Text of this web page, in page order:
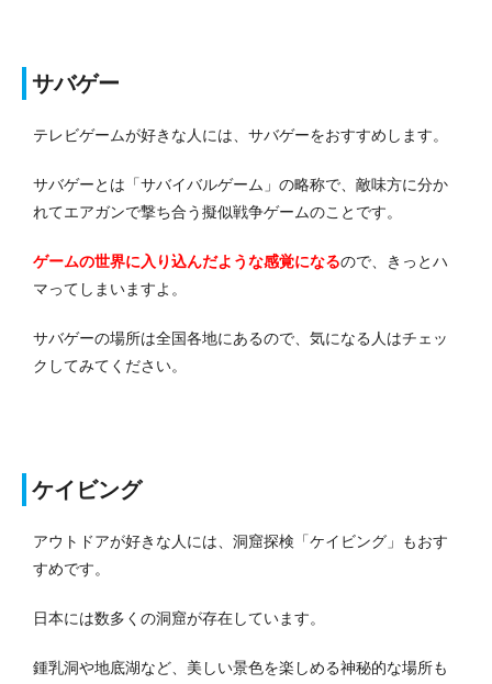
サバゲー
テレビゲームが好きな人には、サバゲーをおすすめします。
サバゲーとは「サバイバルゲーム」の略称で、敵味方に分か
れてエアガンで撃ち合う擬似戦争ゲームのことです。
ゲームの世界に入り込んだような感覚になるので、きっとハ
マってしまいますよ。
サバゲーの場所は全国各地にあるので、気になる人はチェッ
クしてみてください。
ケイビング
アウトドアが好きな人には、洞窟探検「ケイビング」もおす
すめです。
日本には数多くの洞窟が存在しています。
鍾乳洞や地底湖など、美しい景色を楽しめる神秘的な場所も